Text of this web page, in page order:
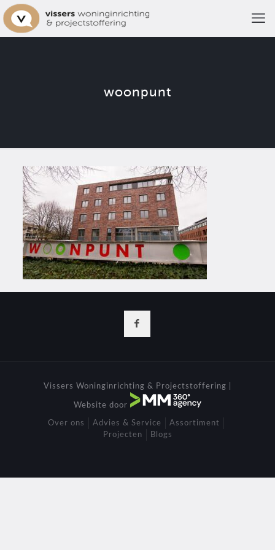
woonpunt
Vissers Woninginrichting & Projectstoffering |
Website door
Over ons Advies & Service
Assortiment
Projecten
Blogs